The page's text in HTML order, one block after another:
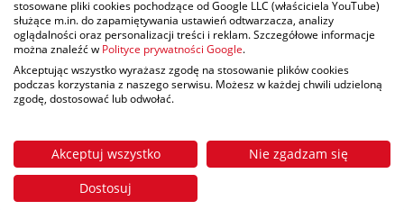
stosowane pliki cookies pochodzące od Google LLC (właściciela YouTube)
służące m.in. do zapamiętywania ustawień odtwarzacza, analizy
oglądalności oraz personalizacji treści i reklam. Szczegółowe informacje
można znaleźć w Polityce prywatności Google.
Akceptując wszystko wyrażasz zgodę na stosowanie plików cookies
podczas korzystania z naszego serwisu. Możesz w każdej chwili udzieloną
zgodę, dostosować lub odwołać.
Akceptuj wszystko
Nie zgadzam się
Dostosuj